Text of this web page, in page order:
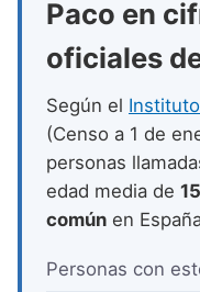
Nombres de
Nombres de
Nombres
Nombres
Nombres
Nombres de
Nombres de
Paco en
oficiales
Según el
(Censo a 1 de
personas
edad media de
común en
Personas con